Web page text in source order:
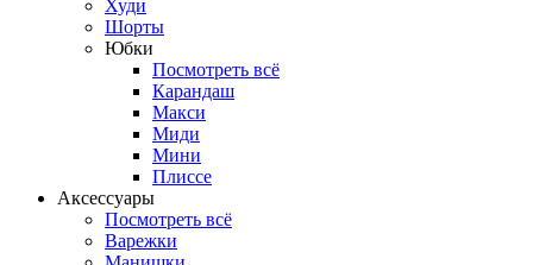
Худи
Шорты
Юбки
Посмотреть всё
Карандаш
Макси
Миди
Мини
Плиссе
Аксессуары
Посмотреть всё
Варежки